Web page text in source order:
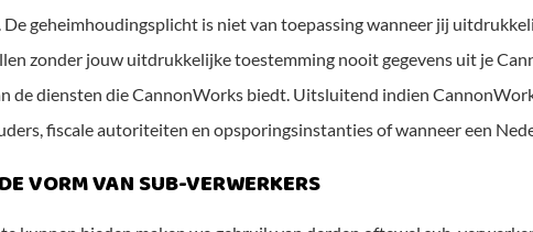
geheimhoudingsplicht is niet van toepassing wanneer jij
zonder jouw uitdrukkelijke toestemming nooit gegevens uit je
de diensten die CannonWorks biedt. Uitsluitend indien
fiscale autoriteiten en opsporingsinstanties of wanneer een
VORM VAN SUB-VERWERKERS